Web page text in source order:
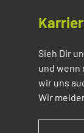
Sieh Dir
und wenn
wir uns
Wir